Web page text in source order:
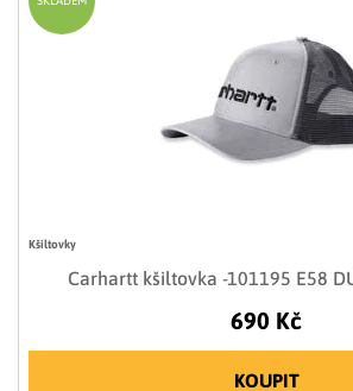
Kšiltovky
Carhartt kšiltovka -101195 E58
690 Kč
KOUPIT